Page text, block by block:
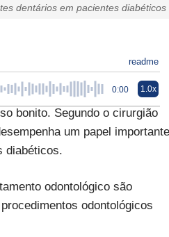
dentários em pacientes diabéticos
readme
0:00 1.0x
bonito. Segundo o cirurgião
um papel importante
diabéticos.
odontológico são
odontológicos